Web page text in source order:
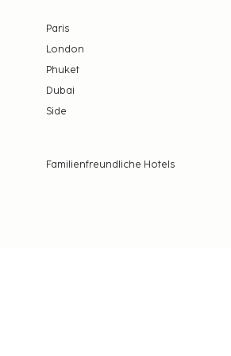
Paris
London
Phuket
Dubai
Side
Familienfreundliche Hotels